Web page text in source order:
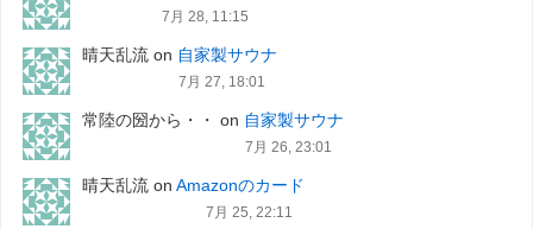
7月 28, 11:15
晴天乱流on 自家製サウナ
7月 27, 18:01
常陸の圀から・・ on 自家製サウナ
7月 26, 23:01
晴天乱流on Amazonのカード
7月 25, 22:11